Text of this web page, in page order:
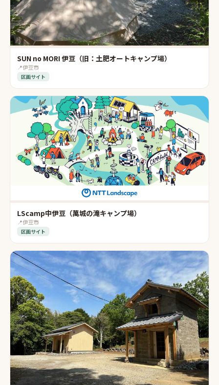
SUN no MORI 伊豆（旧：土肥オートキャンプ場）
📍伊豆市
区画サイト
LScamp中伊豆（萬城の滝キャンプ場）
📍伊豆市
区画サイト